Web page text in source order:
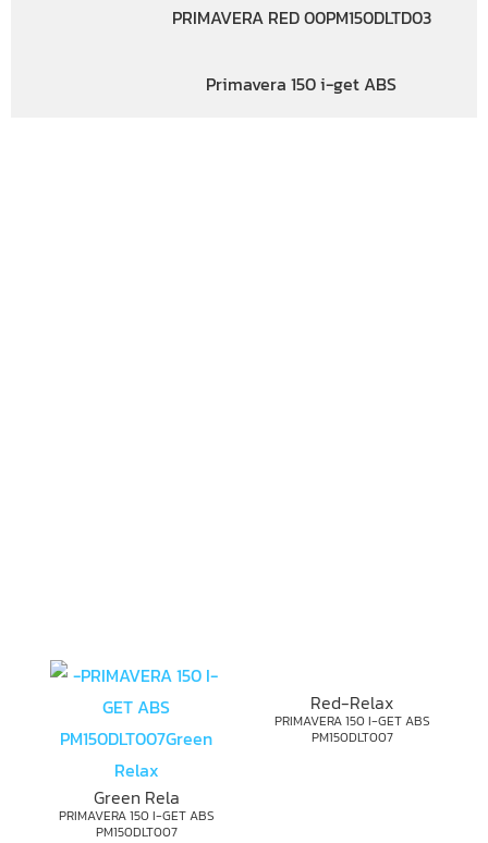
PRIMAVERA RED 00PM150DLTD03
Primavera 150 i-get ABS
Green Rela
PRIMAVERA 150 I-GET ABS
PM150DLT007
Red-Relax
PRIMAVERA 150 I-GET ABS
PM150DLT007